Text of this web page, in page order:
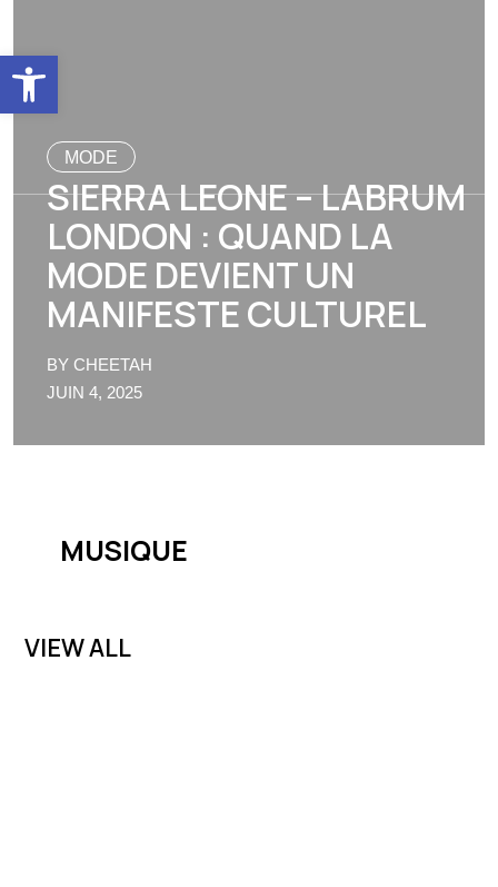
MODE
SIERRA LEONE – LABRUM
LONDON : QUAND LA
MODE DEVIENT UN
MANIFESTE CULTUREL
BY CHEETAH
JUIN 4, 2025
MUSIQUE
VIEW ALL
Ouvrir la barre d’outils